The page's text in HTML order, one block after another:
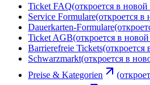
Ticket FAQ(откроется в новой
Service Formulare(откроется в
Dauerkarten-Formulare
Ticket AGB(откроется в
Barrierefreie Tickets(откроется
Schwarzmarkt(откроется в
Preise & Kategorien